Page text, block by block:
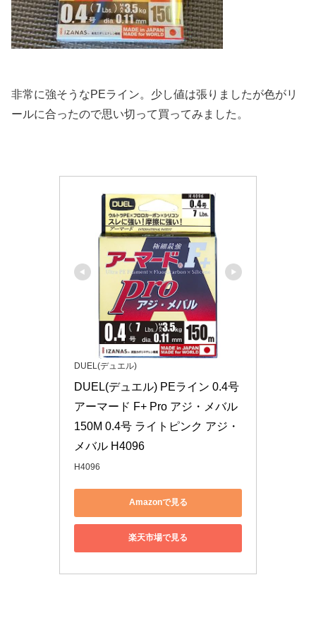
非常に強そうなPEライン。少し値は張りましたが色がリ
ールに合ったので思い切って買ってみました。
DUEL(デュエル)
DUEL(デュエル) PEライン 0.4号
アーマード F+ Pro アジ・メバル
150M 0.4号 ライトピンク アジ・
メバル H4096
H4096
Amazonで見る
楽天市場で見る